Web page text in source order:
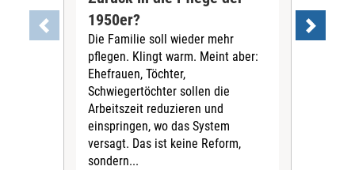
1950er?
Die Familie soll wieder mehr
pflegen. Klingt warm. Meint aber:
Ehefrauen, Töchter,
Schwiegertöchter sollen die
Arbeitszeit reduzieren und
einspringen, wo das System
versagt. Das ist keine Reform,
sondern...